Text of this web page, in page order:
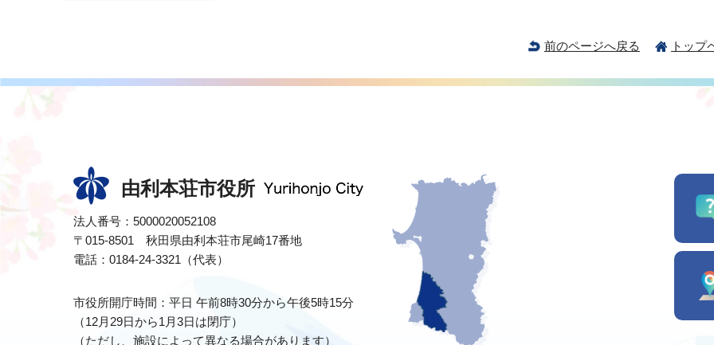
前のページへ戻る トップ
由利本荘市役所
法人番号：5000020052108
〒015-8501 秋田県由利本荘市尾崎17番地
電話：0184-24-3321（代表）
市役所開庁時間：平日 午前8時30分から午後5時15分
（12月29日から1月3日は閉庁）
（ただし、施設によって異なる場合があります）